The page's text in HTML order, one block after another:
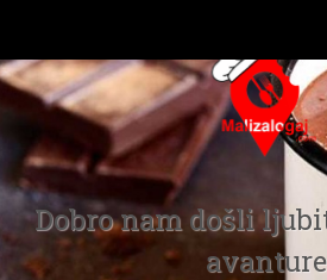
Putovanje
Ugostiteljstvo
Zdravlje
Recepti
sadržaj
Dobro nam došli
avanture